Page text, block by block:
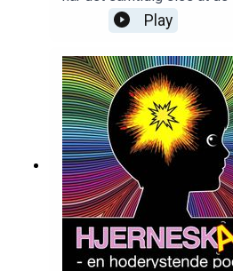
hjemmet... hva da, da?Syv
som skal til for at
forandraet, kanskje for
behandling ved hodeskader
samme hvor i landet man
Play